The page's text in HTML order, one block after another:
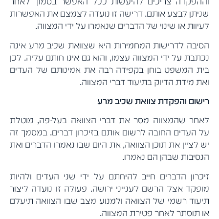
שניתן לבצע אותם. דרישה זו נועדה לצמצם את האפשרות
לעיוות או שינוי של הדברים שנאמרו על ידי המצווה.
הסיבה לדרישות המחמירות היא שצוואת שכיב מרע אינה
נכתבת על ידי המצווה עצמו, והוא גם אינו חותם עליה. לכן
בית המשפט בוחן בקפידה רבה את אמינותם של העדים
ואת מידת הדיוק בתיעוד דברי המצווה.
רישום והפקדת צוואת שכיב מרע
לאחר שהמצווה מסר את דברי הצוואה בעל-פה, מוטלת
על העדים החובה לרשום אותם בזיכרון דברים. במסמך זה
יש לציין את תוכן הצוואה, את היום שבו נאמרו הדברים ואת
הנסיבות שבהן הם נאמרו.
זיכרון הדברים חייב להיחתם על ידי שני העדים ולהיות
מופקד אצל הרשם לענייני ירושה. פעולה זו נועדה ליצור
תיעוד רשמי של הצוואה ולמנוע מצב שבו הצוואה תיעלם
או תוסתר לאחר פטירת המצווה.